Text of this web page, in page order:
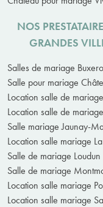
NOS
GRANDES
Salles de mariage
Salle pour mariage
Location salle de
Location salle de
Salle mariage Jaunay-
Location salle mariage
Salle de mariage Loudun
Salle de mariage
Location salle mariage
Location salle mariage